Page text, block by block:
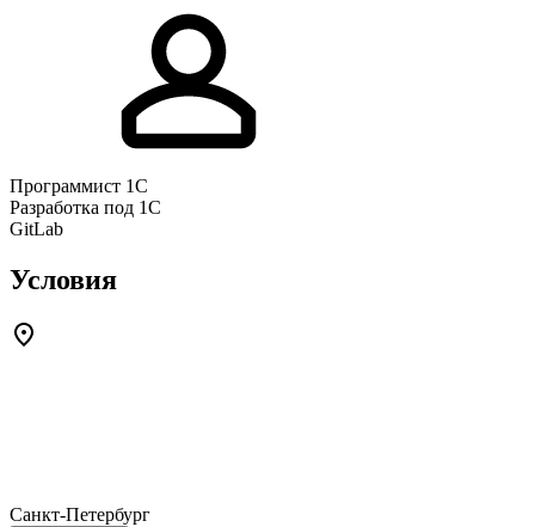
Программист 1С
Разработка под 1С
GitLab
Условия
Санкт-Петербург